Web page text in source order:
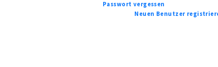
Passwort vergessen
Neuen Benutzer